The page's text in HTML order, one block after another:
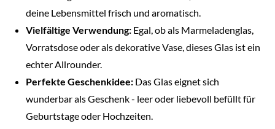
deine Lebensmittel frisch und aromatisch.
Vielfältige Verwendung: Egal, ob als Marmeladenglas,
Vorratsdose oder als dekorative Vase, dieses Glas ist ein
echter Allrounder.
Perfekte Geschenkidee: Das Glas eignet sich
wunderbar als Geschenk - leer oder liebevoll befüllt für
Geburtstage oder Hochzeiten.